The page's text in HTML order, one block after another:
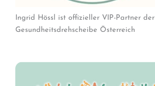
Ingrid Hössl ist offizieller VIP-Partner der
Gesundheitsdrehscheibe Österreich